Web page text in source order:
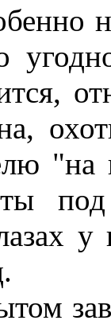
"на
у